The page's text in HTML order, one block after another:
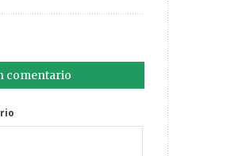
comentario